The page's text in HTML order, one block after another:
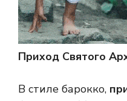
Приход Святого
В стиле барокко,